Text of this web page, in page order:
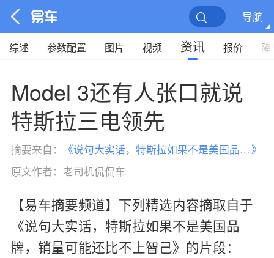
导航
综述 参数配置 图片 视频 资讯 报价 降
Model 3还有人张口就说
特斯拉三电领先
摘要来自： 《 说句大实话，特斯拉如果不是美国品牌，销量可能还比不上智己 》
原文作者： 老司机侃侃车
【易车摘要频道】下列精选内容摘取自于
《说句大实话，特斯拉如果不是美国品
牌，销量可能还比不上智己》的片段：